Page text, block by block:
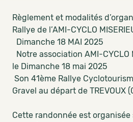
Règlement et modalités
Rallye de l’AMI-CYCLO
Dimanche 18 MAI 2025
Notre association AMI-CYCLO
le Dimanche 18 mai 2025
Son 41ème Rallye
Gravel au départ de TREVOUX
Cette randonnée est